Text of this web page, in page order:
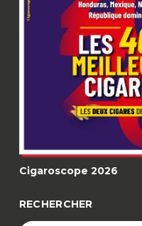
Cigaroscope 2026
RECHERCHER